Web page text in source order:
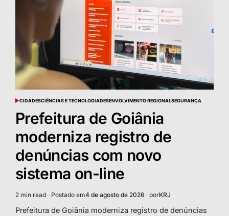
POSTED
CIDADESCIÊNCIAS E TECNOLOGIADESENVOLVIMENTO REGIONALSEGURANÇA
Prefeitura de Goiânia
moderniza registro de
denúncias com novo
sistema on-line
Estimated
read
2 min read Postado em4 de agosto de 2026 porKRJ
Prefeitura de Goiânia moderniza registro de denúncias